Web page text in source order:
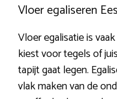
Vloer egaliseren
Vloer egalisatie is
kiest voor tegels of
tapijt gaat legen.
vlak maken van de